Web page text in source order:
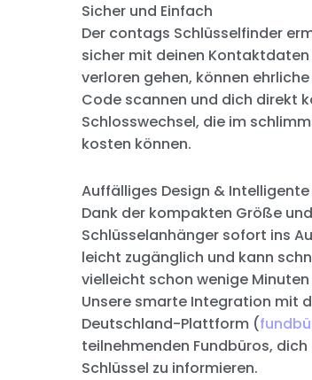
Sicher und Einfach
Der contags Schlüsselfinder
sicher mit deinen Kontaktdaten
verloren gehen, können
Code scannen und dich direkt
Schlosswechsel, die im
kosten können.
Auffälliges Design &
Dank der kompakten Größe
Schlüsselanhänger sofort ins
leicht zugänglich und kann
vielleicht schon wenige
Unsere smarte Integration mit
Deutschland-Plattform (
teilnehmenden Fundbüros,
Schlüssel zu informieren.